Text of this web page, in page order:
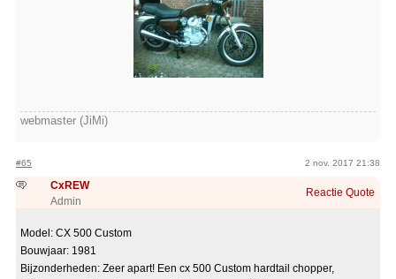
webmaster (JiMi)
#65 2 nov. 2017 21:38
CxREW
Admin
Reactie Quote
Model: CX 500 Custom
Bouwjaar: 1981
Bijzonderheden: Zeer apart! Een cx 500 Custom hardtail chopper,